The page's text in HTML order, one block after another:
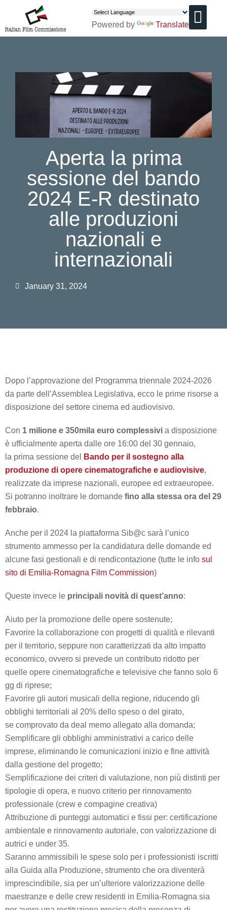
Powered by Translate
Aperta la prima
sessione del bando
2024 E-R destinato
alle produzioni
nazionali e
internazionali
January 31, 2024
Dopo l’approvazione del Programma triennale 2024-2026
da parte dell’Assemblea Legislativa, ecco le prime risorse a
disposizione del settore cinema ed audiovisivo.
Con 1 milione e 350mila euro complessivi a disposizione
è ufficialmente aperta dalle ore 16:00 del 30 gennaio,
la prima sessione del
Bando per il sostegno alla
produzione di opere cinematografiche e audiovisive,
realizzate da imprese nazionali, europee ed extraeuropee.
Si potranno inoltrare le domande fino alla stessa ora del 29
febbraio.
Anche per il 2024 la piattaforma Sib@c sarà l’unico
strumento ammesso per la candidatura delle domande ed
alcune fasi gestionali e di rendicontazione (tutte le info sul
sito di Emilia-Romagna Film Commission)
Queste invece le principali novità di quest’anno:
Aiuto per la promozione delle opere sostenute;
Favorire la collaborazione con progetti di qualità e rilevanti
per il territorio, seppure non caratterizzati da alto impatto
economico, ovvero si prevede un contributo ridotto per
quelle opere cinematografiche e televisive che fanno solo 6
gg di riprese;​
Favorire gli autori musicali della regione, riducendo gli
obblighi territoriali al 20% dello speso o del girato,
se comprovato da deal memo allegato alla domanda;
Semplificare gli obblighi amministrativi a carico delle
imprese, eliminando le comunicazioni inizio e fine attività
dalla gestione del progetto;
Semplificazione dei criteri di valutazione, non più distinti per
tipologie di opera, e nuovo criterio per rinnovamento
professionale (crew e compagine creativa)
Attribuzione di punteggi automatici e fissi per: certificazione
ambientale e rinnovamento autoriale, con valorizzazione di
autrici e under 35.
Saranno ammissibili le spese solo per i professionisti iscritti
alla Guida alla Produzione, strumento che ora diventerà
imprescindibile, sia per un’ulteriore valorizzazione delle
maestranze e delle crew residenti in Emilia-Romagna sia